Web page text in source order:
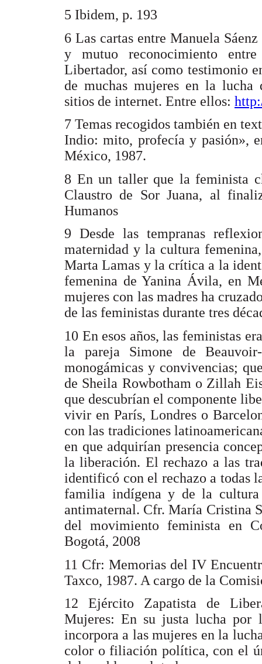
5 Ibidem, p. 193
6 Las cartas entre Manuela
y mutuo reconocimiento
Libertador, así como testimonio
de muchas mujeres en la lucha
sitios de internet. Entre ellos:
7 Temas recogidos también en
Indio: mito, profecía y pasión»,
México, 1987.
8 En un taller que la feminista
Claustro de Sor Juana, al
Humanos
9 Desde las tempranas
maternidad y la cultura
Marta Lamas y la crítica a la
femenina de Yanina Ávila, en
mujeres con las madres ha
de las feministas durante tres
10 En esos años, las feministas
la pareja Simone de
monogámicas y convivencias;
de Sheila Rowbotham o Zillah
que descubrían el componente
vivir en París, Londres o
con las tradiciones
en que adquirían presencia
la liberación. El rechazo a las
identificó con el rechazo a todas
familia indígena y de la
antimaternal. Cfr. María Cristina
del movimiento feminista en
Bogotá, 2008
11 Cfr: Memorias del IV
Taxco, 1987. A cargo de la
12 Ejército Zapatista de
Mujeres: En su justa lucha por
incorpora a las mujeres en la
color o filiación política, con el